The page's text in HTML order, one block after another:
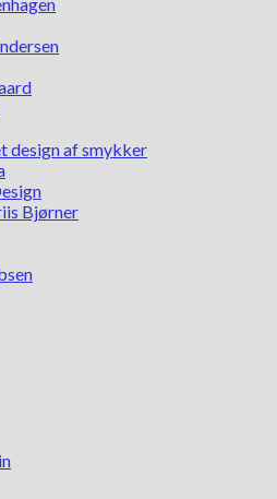
design af smykker
Bjørner